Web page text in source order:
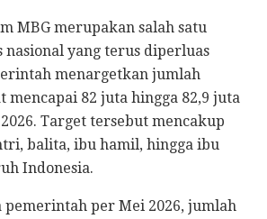
MBG merupakan salah satu
yang terus diperluas
menargetkan jumlah
mencapai 82 juta hingga 82,9 juta
Target tersebut mencakup
balita, ibu hamil, hingga ibu
Indonesia.
pemerintah per Mei 2026, jumlah